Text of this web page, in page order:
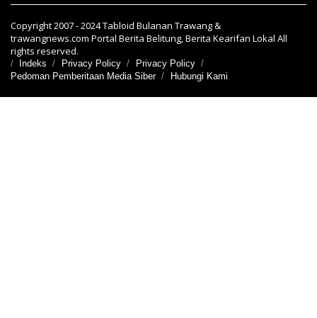
Copyright 2007 - 2024 Tabloid Bulanan Trawang &
trawangnews.com Portal Berita Belitung, Berita Kearifan Lokal All
rights reserved.
Indeks Privacy Policy
Privacy Policy
Pedoman Pemberitaan Media Siber
Hubungi Kami